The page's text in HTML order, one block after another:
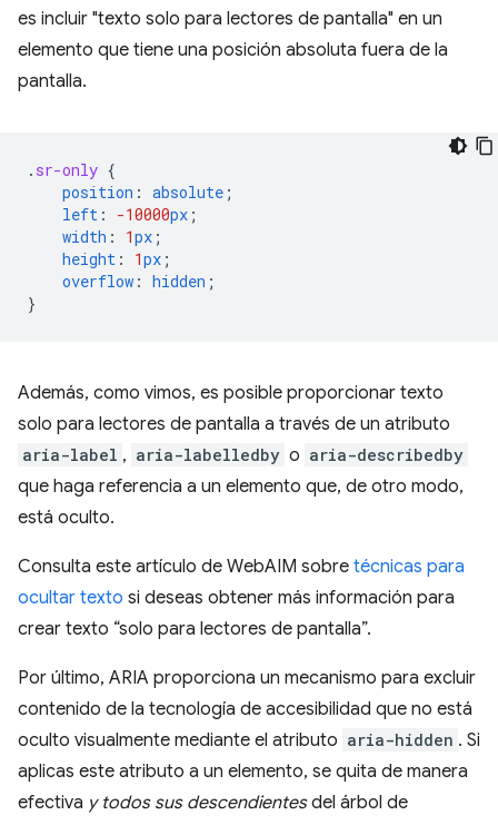
es incluir "texto solo para lectores de pantalla" en un
elemento que tiene una posición absoluta fuera de la
pantalla.
. sr-only {
position : absolute ;
left : -10000px ;
width : 1px ;
height : 1px ;
overflow : hidden ;
}
Además, como vimos, es posible proporcionar texto
solo para lectores de pantalla a través de un atributo
aria-label , aria-labelledby o aria-describedby
que haga referencia a un elemento que, de otro modo,
está oculto.
Consulta este artículo de WebAIM sobre técnicas para
ocultar texto si deseas obtener más información para
crear texto “solo para lectores de pantalla”.
Por último, ARIA proporciona un mecanismo para excluir
contenido de la tecnología de accesibilidad que no está
oculto visualmente mediante el atributo aria-hidden . Si
aplicas este atributo a un elemento, se quita de manera
efectiva y todos sus descendientesdel árbol de